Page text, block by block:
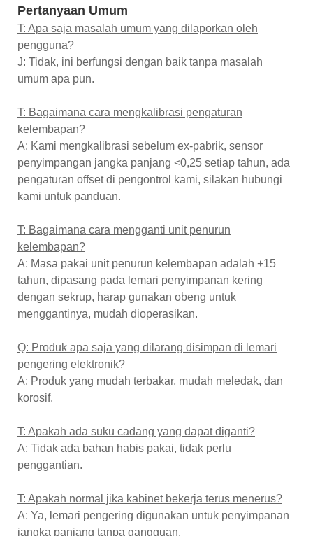
Pertanyaan Umum
T: Apa saja masalah umum yang dilaporkan oleh
pengguna?
J: Tidak, ini berfungsi dengan baik tanpa masalah
umum apa pun.
T: Bagaimana cara mengkalibrasi pengaturan
kelembapan?
A: Kami mengkalibrasi sebelum ex-pabrik, sensor
penyimpangan jangka panjang <0,25 setiap tahun, ada
pengaturan offset di pengontrol kami, silakan hubungi
kami untuk panduan.
T: Bagaimana cara mengganti unit penurun
kelembapan?
A: Masa pakai unit penurun kelembapan adalah +15
tahun, dipasang pada lemari penyimpanan kering
dengan sekrup, harap gunakan obeng untuk
menggantinya, mudah dioperasikan.
Q: Produk apa saja yang dilarang disimpan di lemari
pengering elektronik?
A: Produk yang mudah terbakar, mudah meledak, dan
korosif.
T: Apakah ada suku cadang yang dapat diganti?
A: Tidak ada bahan habis pakai, tidak perlu
penggantian.
T: Apakah normal jika kabinet bekerja terus menerus?
A: Ya, lemari pengering digunakan untuk penyimpanan
jangka panjang tanpa gangguan.